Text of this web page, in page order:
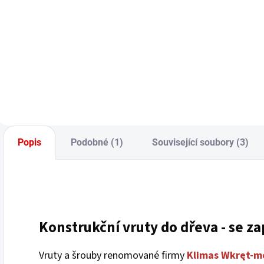
Popis Podobné (1) Související soubory (3)
Konstrukčnívrutydo dřeva - se
Vruty a šrouby renomované firmy Klimas Wkręt-